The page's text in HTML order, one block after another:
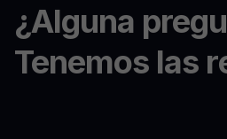
¿Alguna
Tenemos las